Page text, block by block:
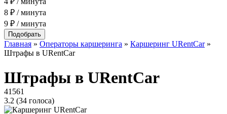
8 ₽ / минута
9 ₽ / минута
Главная » Операторы каршеринга » Каршеринг URentCar»
Штрафы в URentCar
Штрафы в URentCar
41561
3.2 (34 голоса)